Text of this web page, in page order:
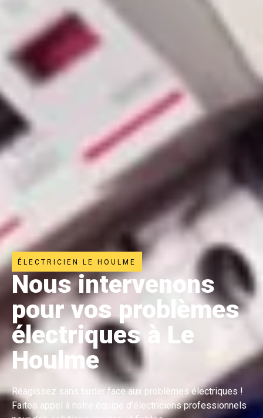
ÉLECTRICIEN LE HOULME
Nous intervenons
pour vos problèmes
électriques à Le
Houlme
Réagissez sans tarder face aux problèmes électriques !
Faites appel à notre équipe d’électriciens professionnels